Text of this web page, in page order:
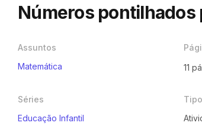
Números pontilhados
Assuntos
Matemática
11
Séries
Educação Infantil